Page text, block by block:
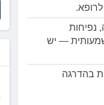
נפיחות
— יש
בהדרגה